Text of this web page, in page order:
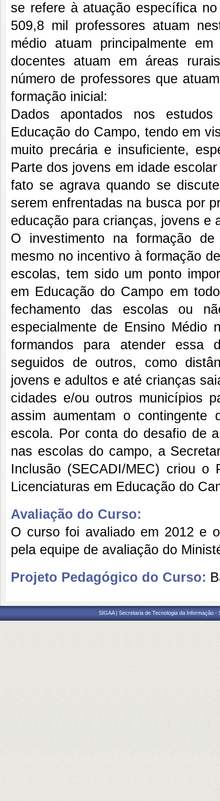
se refere à atuação específica
509,8 mil professores atuam
médio atuam principalmente
docentes atuam em áreas
número de professores que
formação inicial:
Dados apontados nos
Educação do Campo, tendo em
muito precária e insuficiente,
Parte dos jovens em idade
fato se agrava quando se
serem enfrentadas na busca por
educação para crianças, jovens
O investimento na formação
mesmo no incentivo à formação
escolas, tem sido um ponto
em Educação do Campo em
fechamento das escolas ou
especialmente de Ensino Médio
formandos para atender essa
seguidos de outros, como
jovens e adultos e até crianças
cidades e/ou outros municípios
assim aumentam o contingente
escola. Por conta do desafio de
nas escolas do campo, a
Inclusão (SECADI/MEC) criou o
Licenciaturas em Educação do
Avaliação do Curso:
O curso foi avaliado em 2012 e
pela equipe de avaliação do
Projeto Pedagógico do Curso:
SIGAA | Secretaria de Tecnologia da Informação